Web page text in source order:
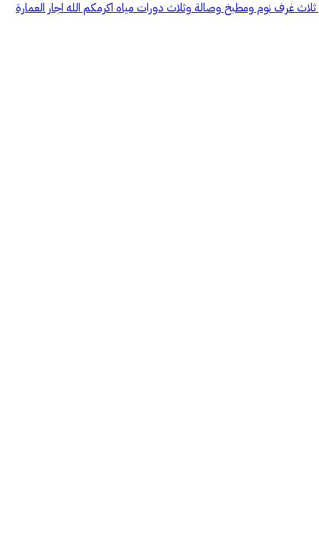
اجارها ٢٤ الف دفعتين في السنة اما المؤثث فيكون اجارها ٤٤ الف في السنه الدور الاول ثلاث غرف نوم ومطبخ وصالة وثلاث دورات مياه اكرمكم الله اجار العمارة